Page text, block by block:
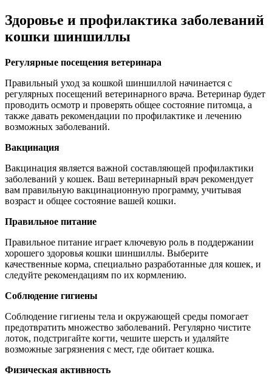
Здоровье и профилактика заболеваний
кошки шиншиллы
Регулярные посещения ветеринара
Правильный уход за кошкой шиншиллой начинается с
регулярных посещений ветеринарного врача. Ветеринар будет
проводить осмотр и проверять общее состояние питомца, а
также давать рекомендации по профилактике и лечению
возможных заболеваний.
Вакцинация
Вакцинация является важной составляющей профилактики
заболеваний у кошек. Ваш ветеринарный врач рекомендует
вам правильную вакцинационную программу, учитывая
возраст и общее состояние вашей кошки.
Правильное питание
Правильное питание играет ключевую роль в поддержании
хорошего здоровья кошки шиншиллы. Выберите
качественные корма, специально разработанные для кошек, и
следуйте рекомендациям по их кормлению.
Соблюдение гигиены
Соблюдение гигиены тела и окружающей среды помогает
предотвратить множество заболеваний. Регулярно чистите
лоток, подстригайте когти, чешите шерсть и удаляйте
возможные загрязнения с мест, где обитает кошка.
Физическая активность